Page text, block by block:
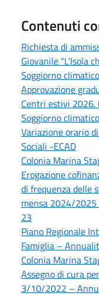
Contenuti
Richiesta di
Giovanile “L’Isola
Soggiorno
Approvazione
Centri estivi
Soggiorno
Variazione orario
Sociali -ECAD
Colonia Marina
Erogazione
di frequenza delle
mensa 2024/2025
23
Piano Regionale
Famiglia –
Colonia Marina
Assegno di cura
3/10/2022 –